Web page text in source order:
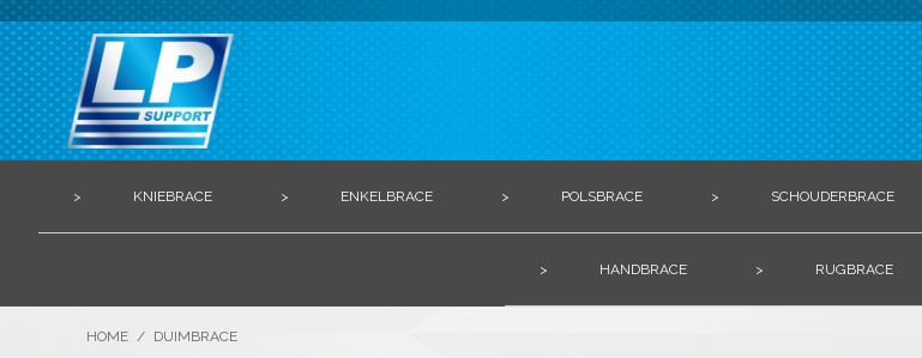
> KNIEBRACE > ENKELBRACE > POLSBRACE > SCHOUDERBRACE
> HANDBRACE > RUGBRACE
HOME / DUIMBRACE